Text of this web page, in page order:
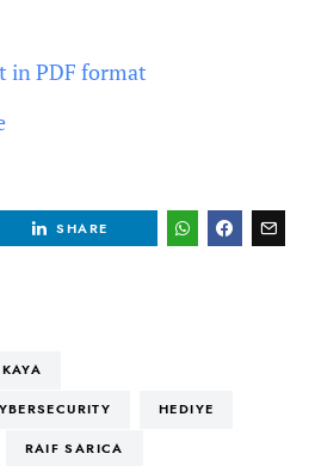
in PDF format
SHARE
HEDIYE
RAIF SARICA